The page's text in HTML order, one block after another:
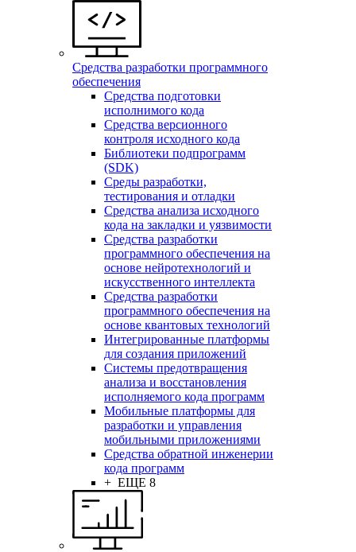
Средства разработки программного
обеспечения
Средства подготовки
исполнимого кода
Средства версионного
контроля исходного кода
Библиотеки подпрограмм
(SDK)
Среды разработки,
тестирования и отладки
Средства анализа исходного
кода на закладки и уязвимости
Средства разработки
программного обеспечения на
основе нейротехнологий и
искусственного интеллекта
Средства разработки
программного обеспечения на
основе квантовых технологий
Интегрированные платформы
для создания приложений
Системы предотвращения
анализа и восстановления
исполняемого кода программ
Мобильные платформы для
разработки и управления
мобильными приложениями
Средства обратной инженерии
кода программ
+ ЕЩЕ 8